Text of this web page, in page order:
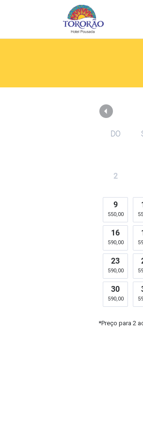
Tororão Hotel
DO
2
9
550,00
16
590,00
23
590,00
30
590,00
*Preço para 2